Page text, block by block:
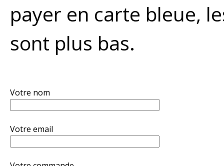
payer en carte bleue,
sont plus bas.
Votre nom
Votre email